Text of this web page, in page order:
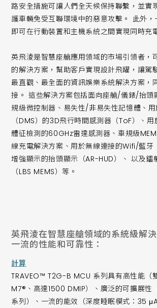
路安全措施可讓人們全天候保持聯繫，並實
護車輛免受互聯環境中的惡意攻擊。 此外
即可在行動裝置和主機系統之間實現同時充
英飛淩是智慧座艙應用領域的市場引領者，
的解決方案，幫助客戶實現設計飛躍，讓駕
最直觀、最全面的資訊娛樂系統解決方案，
接。 這些解決方案包括面向座艙/儀錶/抬頭
規級微控制器、易失性/非易失性記憶體、
（DMS）的3D飛行時間感測器（ToF）、
體征檢測的60GHz雷達感測器、車規級
線充電解決方案、用於無線連接的Wifi/藍牙
增強顯示的抬頭顯示（AR-HUD）、 以及鐳
（LBS MEMS）等。
英飛淩在智慧座艙領域的系統級解
一流的性能和可靠性：
計算
TRAVEO™ T2G-B MCU 系列具有高性能
M7®、高達1500 DMIP）、廣泛的可擴展性
系列）、一流的能效（深度睡眠模式：35